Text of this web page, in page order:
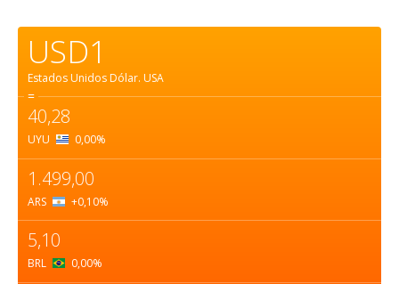
USD1
Estados Unidos Dólar. USA
=
40,28
UYU 0,00%
1.499,00
ARS +0,10%
5,10
BRL 0,00%